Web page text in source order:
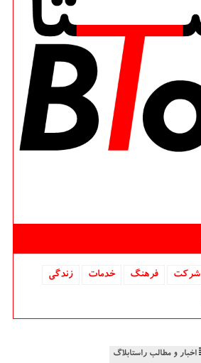
شركت فرهنگ خدمات
زندگی
اخبار و مطالب راستابلاگ